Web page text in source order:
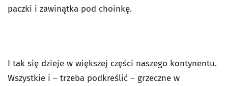
paczki i zawinątka pod choinkę.
I tak się dzieje w większej części naszego kontynentu.
Wszystkie i – trzeba podkreślić – grzeczne w